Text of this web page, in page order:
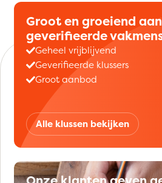
Groot en groeiend
geverifieerde
Geheel vrijblijvend
Geverifieerde klussers
Groot aanbod
Alle klussen bekijken